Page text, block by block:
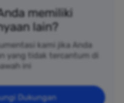
memiliki
lain?
kami jika Anda
yang tidak tercantum di
ini
Dukungan